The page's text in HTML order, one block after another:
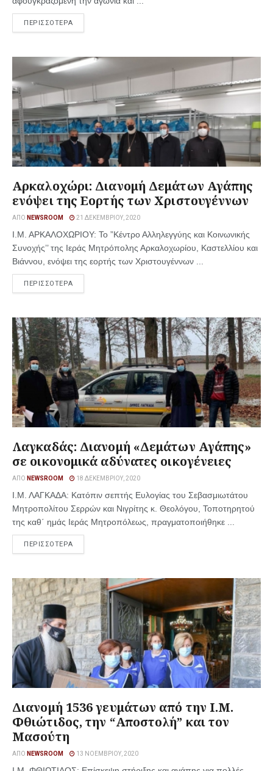
ΠΕΡΙΣΣΟΤΕΡΑ
Αρκαλοχώρι: Διανομή Δεμάτων Αγάπης
ενόψει της Εορτής των Χριστουγέννων
ΑΠΌ NEWSROOM 21 ΔΕΚΕΜΒΡΊΟΥ, 2020
Ι.Μ. ΑΡΚΑΛΟΧΩΡΙΟΥ: Το ”Κέντρο Αλληλεγγύης και Κοινωνικής
Συνοχής’’ της Ιεράς Μητρόπολης Αρκαλοχωρίου, Καστελλίου και
Βιάννου, ενόψει της εορτής των Χριστουγέννων ...
ΠΕΡΙΣΣΟΤΕΡΑ
Λαγκαδάς: Διανομή «Δεμάτων Αγάπης»
σε οικονομικά αδύνατες οικογένειες
ΑΠΌ NEWSROOM 18 ΔΕΚΕΜΒΡΊΟΥ, 2020
Ι.Μ. ΛΑΓΚΑΔΑ: Κατόπιν σεπτής Ευλογίας του Σεβασμιωτάτου
Μητροπολίτου Σερρών και Νιγρίτης κ. Θεολόγου, Τοποτηρητού
της καθ΄ ημάς Ιεράς Μητροπόλεως, πραγματοποιήθηκε ...
ΠΕΡΙΣΣΟΤΕΡΑ
Διανομή 1536 γευμάτων από την Ι.Μ.
Φθιώτιδος, την “Αποστολή” και τον
Μασούτη
ΑΠΌ NEWSROOM 13 ΝΟΕΜΒΡΊΟΥ, 2020